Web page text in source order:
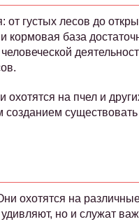
от густых лесов до
кормовая база
на пчел и
существовать
охотятся на
но и служат